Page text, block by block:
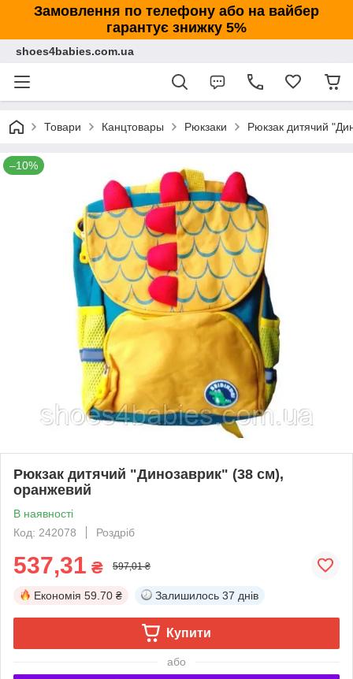
Замовлення по телефону або на вайбер
гарантує знижку 5%
shoes4babies.com.ua
Товари Канцтовары Рюкзаки Рюкзак дитячий
–10%
Рюкзак дитячий "Динозаврик" (38 см),
оранжевий
В наявності
Код: 242078
Роздріб
537,31 ₴ 597,01 ₴
Економія 59.70 ₴ Залишилось 37 днів
Купити
або